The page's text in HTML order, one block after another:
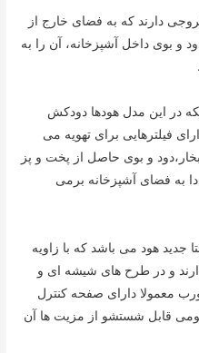
دارند که به فضای خارج از
و بوی داخل آشپزخانه، آن را به
در این مدل هودها دودکش
فیلترهایی برای تهویه می
و بوی حاصل از پخت و پز
به فضای آشپزخانه برمی
جدید هود می باشد که با زاویه
دارند و در طرح های شیشه ای و
معمولا دارای صفحه کنترل
قابل شستشو از مزیت ها آن